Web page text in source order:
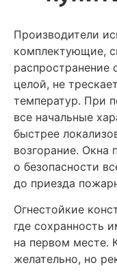
Производители
комплектующие,
распространение
целой, не
температур. При
все начальные
быстрее
возгорание. Окна
о безопасности
до приезда
Огнестойкие
где сохранность
на первом месте.
желательно, но